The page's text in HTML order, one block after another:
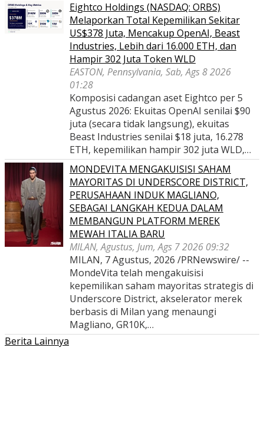
Eightco Holdings (NASDAQ: ORBS)
Melaporkan Total Kepemilikan Sekitar
US$378 Juta, Mencakup OpenAI, Beast
Industries, Lebih dari 16.000 ETH, dan
Hampir 302 Juta Token WLD
EASTON, Pennsylvania, Sab, Ags 8 2026
01:28
Komposisi cadangan aset Eightco per 5
Agustus 2026: Ekuitas OpenAI senilai $90
juta (secara tidak langsung), ekuitas
Beast Industries senilai $18 juta, 16.278
ETH, kepemilikan hampir 302 juta WLD,…
MONDEVITA MENGAKUISISI SAHAM
MAYORITAS DI UNDERSCORE DISTRICT,
PERUSAHAAN INDUK MAGLIANO,
SEBAGAI LANGKAH KEDUA DALAM
MEMBANGUN PLATFORM MEREK
MEWAH ITALIA BARU
MILAN, Agustus, Jum, Ags 7 2026 09:32
MILAN, 7 Agustus, 2026 /PRNewswire/ --
MondeVita telah mengakuisisi
kepemilikan saham mayoritas strategis di
Underscore District, akselerator merek
berbasis di Milan yang menaungi
Magliano, GR10K,…
Berita Lainnya